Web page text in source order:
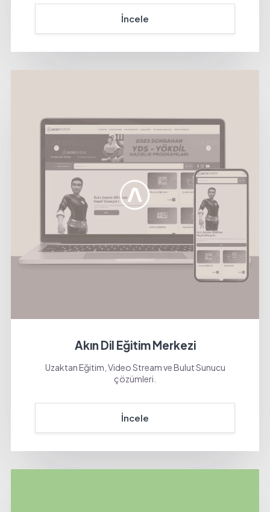
İncele
Akın Dil Eğitim Merkezi
Uzaktan Eğitim, Video Stream ve Bulut Sunucu
çözümleri.
İncele